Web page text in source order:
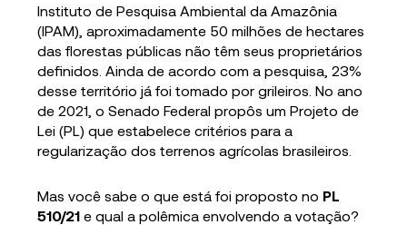
Instituto de Pesquisa Ambiental da Amazônia
(IPAM), aproximadamente 50 milhões de hectares
das florestas públicas não têm seus proprietários
definidos. Ainda de acordo com a pesquisa, 23%
desse território já foi tomado por grileiros. No ano
de 2021, o Senado Federal propôs um Projeto de
Lei (PL) que estabelece critérios para a
regularização dos terrenos agrícolas brasileiros.
Mas você sabe o que está foi proposto no PL
510/21 e qual a polêmica envolvendo a votação?